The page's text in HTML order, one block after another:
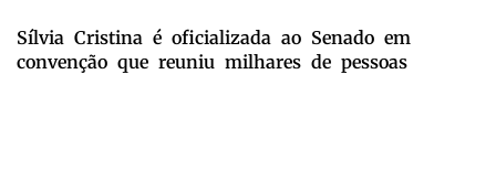
Sílvia Cristina é oficializada ao Senado em
convenção que reuniu milhares de pessoas